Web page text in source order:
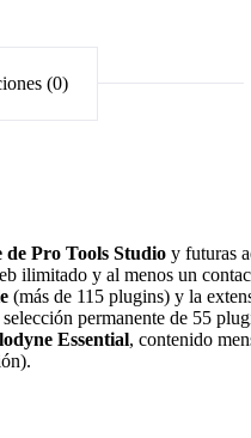
(0)
de Pro Tools Studio y futuras
ilimitado y al menos un
(más de 115 plugins) y la
permanente de 55
Essential, contenido